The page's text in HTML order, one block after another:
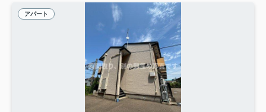
アパート